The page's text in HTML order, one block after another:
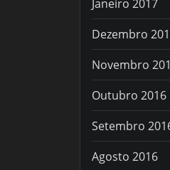
Janeiro 2017
Dezembro
Novembro
Outubro 2016
Setembro
Agosto 2016